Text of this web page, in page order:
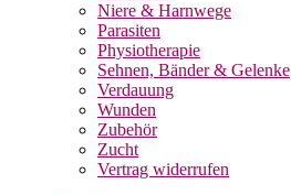
Niere & Harnwege
Parasiten
Physiotherapie
Sehnen, Bänder & Gelenke
Verdauung
Wunden
Zubehör
Zucht
Vertrag widerrufen